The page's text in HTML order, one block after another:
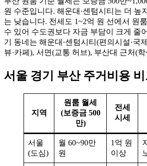
원 수준입니다. 해운대·센텀시티는 더 높
는 낮습니다. 전세도 1~2억 원 선에서 원
수 있어 수도권보다 자금 부담이 크게 줄
기 동네는 해운대·센텀시티(편의시설·국
뷰·카페), 서면(교통 허브), 부산대 근처(
서울 경기 부산 주거비용
지역
원룸 월세
(보증금 500
만)
전세
시세
서울
(도심)
월 60~90만
원
1억 원
이상